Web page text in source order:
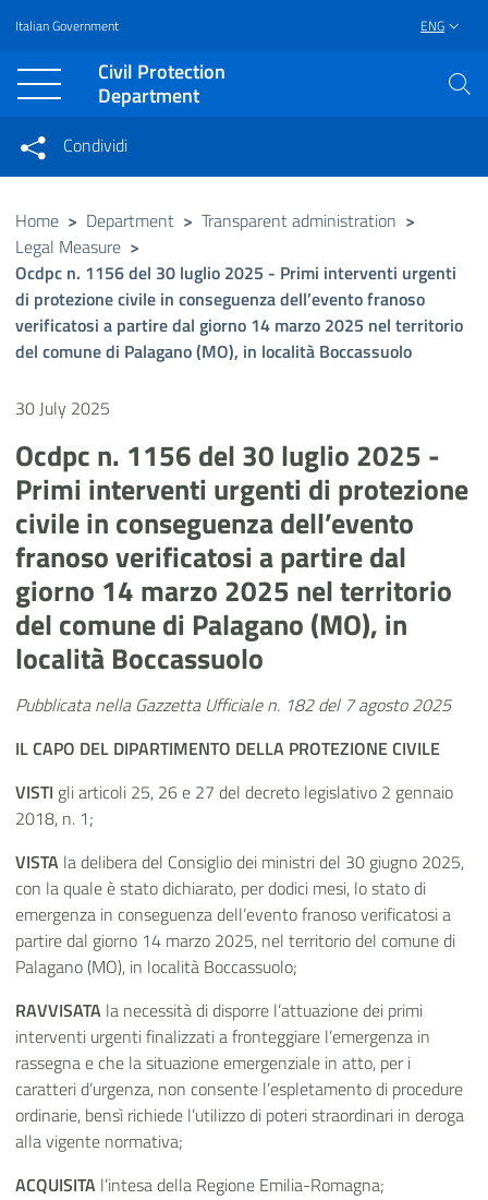
Vai al contenuto principale
Raggiungi il piè di pagina
Italian Government ENG
Civil Protection
Department
Condividi su Facebook
Condividi su Twitter
Condividi
Condividi sui social network
Home > Department > Transparent administration >
Legal Measure >
Ocdpc n. 1156 del 30 luglio 2025 - Primi interventi urgenti
di protezione civile in conseguenza dell’evento franoso
verificatosi a partire dal giorno 14 marzo 2025 nel territorio
del comune di Palagano (MO), in località Boccassuolo
30 July 2025
Ocdpc n. 1156 del 30 luglio 2025 -
Primi interventi urgenti di protezione
civile in conseguenza dell’evento
franoso verificatosi a partire dal
giorno 14 marzo 2025 nel territorio
del comune di Palagano (MO), in
località Boccassuolo
Pubblicata nella Gazzetta Ufficiale n. 182 del 7 agosto 2025
IL CAPO DEL DIPARTIMENTO DELLA PROTEZIONE CIVILE
VISTI gli articoli 25, 26 e 27 del decreto legislativo 2 gennaio
2018, n. 1;
VISTA la delibera del Consiglio dei ministri del 30 giugno 2025,
con la quale è stato dichiarato, per dodici mesi, lo stato di
emergenza in conseguenza dell’evento franoso verificatosi a
partire dal giorno 14 marzo 2025, nel territorio del comune di
Palagano (MO), in località Boccassuolo;
RAVVISATA la necessità di disporre l’attuazione dei primi
interventi urgenti finalizzati a fronteggiare l’emergenza in
rassegna e che la situazione emergenziale in atto, per i
caratteri d’urgenza, non consente l’espletamento di procedure
ordinarie, bensì richiede l’utilizzo di poteri straordinari in deroga
alla vigente normativa;
ACQUISITA l’intesa della Regione Emilia-Romagna;